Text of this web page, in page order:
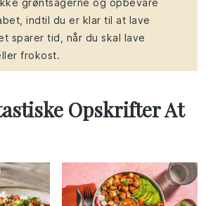
indtil du er klar til at lave
sparer tid, når du skal lave
frokost.
Opskrifter At